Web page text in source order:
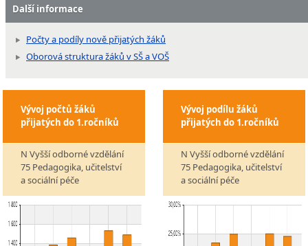
Další informace
Počty a podíly nově přijatých žáků
Oborová struktura žáků v SŠ a VOŠ
Vývoj počtů žáků
přijatých do 1.ročníků
N Vyšší odborné vzdělání
75 Pedagogika, učitelství
a sociální péče
Vývoj podílu žáků
přijatých do 1.ročníků
N Vyšší odborné vzdělání
75 Pedagogika, učitelství
a sociální péče